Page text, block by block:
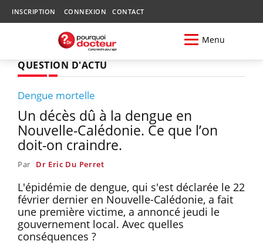
INSCRIPTION CONNEXION CONTACT
Menu
QUESTION D'ACTU
Dengue mortelle
Un décès dû à la dengue en
Nouvelle-Calédonie. Ce que l’on
doit-on craindre.
Par Dr Eric Du Perret
L'épidémie de dengue, qui s'est déclarée le 22
février dernier en Nouvelle-Calédonie, a fait
une première victime, a annoncé jeudi le
gouvernement local. Avec quelles
conséquences ?